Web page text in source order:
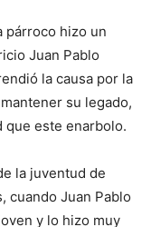
párroco hizo un
Juan Pablo
la causa por la
su legado,
este enarbolo.
la juventud de
cuando Juan Pablo
y lo hizo muy